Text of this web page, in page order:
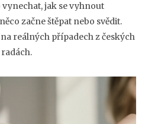
jak se vyhnout
začne štěpat nebo svědit.
reálných případech z českých